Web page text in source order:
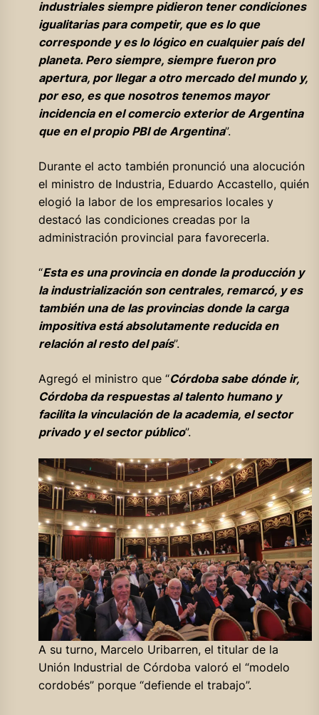
industriales siempre pidieron tener condiciones
igualitarias para competir, que es lo que
corresponde y es lo lógico en cualquier país del
planeta. Pero siempre, siempre fueron pro
apertura, por llegar a otro mercado del mundo y,
por eso, es que nosotros tenemos mayor
incidencia en el comercio exterior de Argentina
que en el propio PBI de Argentina”.
Durante el acto también pronunció una alocución
el ministro de Industria, Eduardo Accastello, quién
elogió la labor de los empresarios locales y
destacó las condiciones creadas por la
administración provincial para favorecerla.
“Esta es una provincia en donde la producción y
la industrialización son centrales, remarcó, y es
también una de las provincias donde la carga
impositiva está absolutamente reducida en
relación al resto del país”.
Agregó el ministro que “Córdoba sabe dónde ir,
Córdoba da respuestas al talento humano y
facilita la vinculación de la academia, el sector
privado y el sector público”.
A su turno, Marcelo Uribarren, el titular de la
Unión Industrial de Córdoba valoró el “modelo
cordobés” porque “defiende el trabajo”.